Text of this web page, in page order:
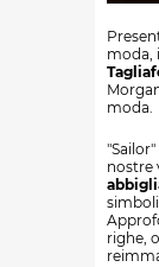
moda,
moda.
nostre
righe,